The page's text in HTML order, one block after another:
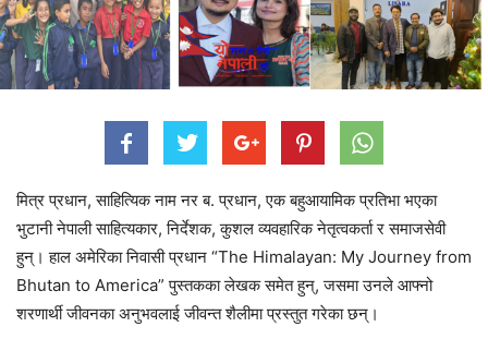
मित्र प्रधान, साहित्यिक नाम नर ब. प्रधान, एक बहुआयामिक प्रतिभा भएका
भुटानी नेपाली साहित्यकार, निर्देशक, कुशल व्यवहारिक नेतृत्वकर्ता र समाजसेवी
हुन्। हाल अमेरिका निवासी प्रधान “The Himalayan: My Journey from
Bhutan to America” पुस्तकका लेखक समेत हुन्, जसमा उनले आफ्नो
शरणार्थी जीवनका अनुभवलाई जीवन्त शैलीमा प्रस्तुत गरेका छन्।